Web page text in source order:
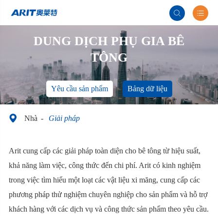
 
DUNG DỊCH PHỤ GIA BÊ
TÔNG
Yêu cầu sản phẩm Bảng dữ liệu
 Nhà Giải pháp
Arit cung cấp các giải pháp toàn diện cho bê tông từ hiệu suất,
khả năng làm việc, công thức đến chi phí. Arit có kinh nghiệm
trong việc tìm hiểu một loạt các vật liệu xi măng, cung cấp các
phương pháp thử nghiệm chuyên nghiệp cho sản phẩm và hỗ trợ
khách hàng với các dịch vụ và công thức sản phẩm theo yêu cầu.